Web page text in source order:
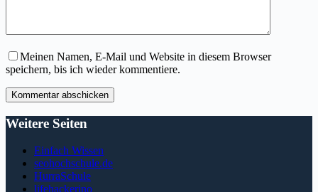
Meinen Namen, E-Mail und Website in diesem Browser
speichern, bis ich wieder kommentiere.
Kommentar abschicken
Weitere Seiten
Einfach Wissen
seohochschule.de
HurraSchule
lifehackerino